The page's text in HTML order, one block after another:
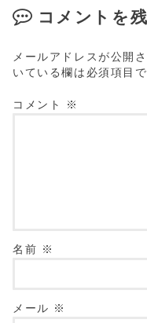
コメントを
メールアドレスが公開
いている欄は必須項目
コメント ※
名前 ※
メール ※